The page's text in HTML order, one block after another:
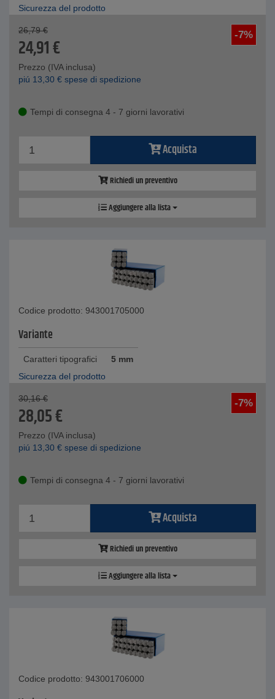
Sicurezza del prodotto
-7%
26,79 €
24,91€
Prezzo (IVA inclusa)
piú 13,30 € spese di spedizione
Tempi di consegna 4 - 7 giorni lavorativi
Acquista
Richiedi un preventivo
Aggiungere alla lista
Codice prodotto: 943001705000
Variante
Caratteri tipografici
5 mm
Sicurezza del prodotto
-7%
30,16 €
28,05€
Prezzo (IVA inclusa)
piú 13,30 € spese di spedizione
Tempi di consegna 4 - 7 giorni lavorativi
Acquista
Richiedi un preventivo
Aggiungere alla lista
Codice prodotto: 943001706000